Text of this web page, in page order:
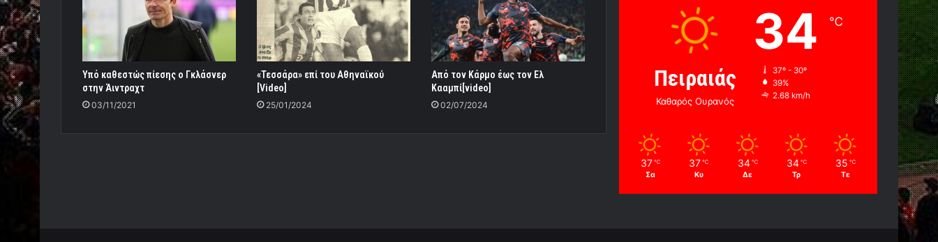
Υπό καθεστώς πίεσης ο Γκλάσνερ
στην Άιντραχτ
03/11/2021
«Τεσσάρα» επί του Αθηναϊκού
[Video]
25/01/2024
Από τον Κάρμο έως τον Ελ
Κααμπί[video]
02/07/2024
Πειραιάς
Καθαρός Ουρανός
34 ℃
37º - 30º
39%
2.68 km/h
37 ℃
Σα
37 ℃
Κυ
34 ℃
Δε
34 ℃
Τρ
35 ℃
Τε